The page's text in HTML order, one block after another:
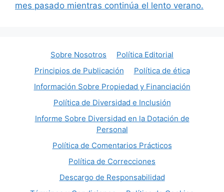
mes pasado mientras continúa el lento verano.
Sobre Nosotros
Política Editorial
Principios de Publicación
Política de ética
Información Sobre Propiedad y Financiación
Política de Diversidad e Inclusión
Informe Sobre Diversidad en la Dotación de
Personal
Política de Comentarios Prácticos
Política de Correcciones
Descargo de Responsabilidad